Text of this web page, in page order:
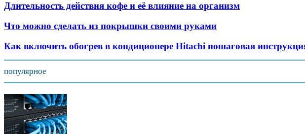
Длительность действия кофе и её влияние на организм
Что можно сделать из покрышки своими руками
Как включить обогрев в кондиционере Hitachi пошаговая
популярное